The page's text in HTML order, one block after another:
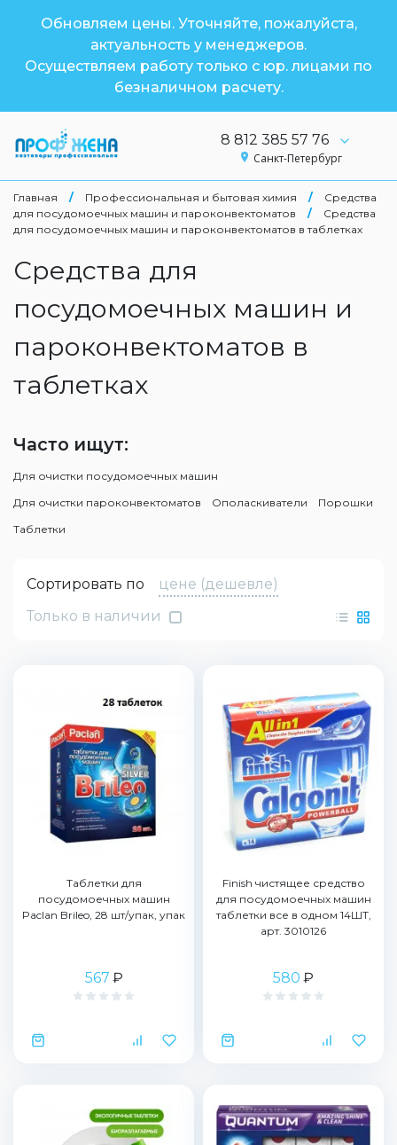
Обновляем цены. Уточняйте, пожалуйста,
актуальность у менеджеров.
Осуществляем работу только с юр. лицами по
безналичном расчету.
8 812 385 57 76
Санкт-Петербург
Главная / Профессиональная и бытовая химия /
Средства
для посудомоечных машин и пароконвектоматов
/
Средства
для посудомоечных машин и пароконвектоматов в таблетках
Средства для
посудомоечных машин и
пароконвектоматов в
таблетках
Часто ищут:
Для очистки посудомоечных машин
Для очистки пароконвектоматов
Ополаскиватели
Порошки
Таблетки
Сортировать по
цене (дешевле)
Только в наличии
Таблетки для
посудомоечных машин
Paclan Brileo, 28 шт/упак, упак
567 ₽
Finish чистящее средство
для посудомоечных машин
таблетки все в одном 14ШТ,
арт. 3010126
580 ₽